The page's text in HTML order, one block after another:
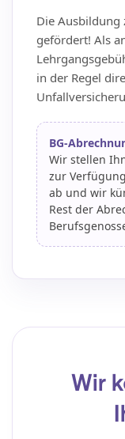
Die
gefördert! Als
in der Regel
BG-
Wir stellen
zur
ab und wir
Rest der
Wir